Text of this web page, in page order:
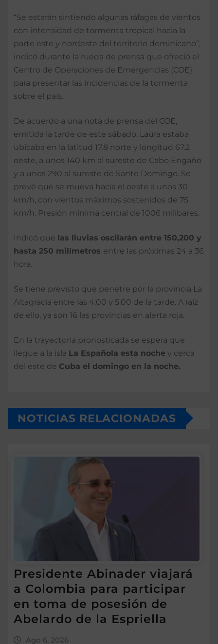
“Se estarán sintiendo algunas ráfagas de vientos
con intensidad de tormenta tropical hacia la
parte este y nordeste del territorio dominicano”,
indicó durante la rueda de prensa que ofreció el
Centro de Operaciones de Emergencias (COE)
para presentar las incidencias de la tormenta
sobre el país.
De acuerdo a una nota de prensa del COE,
emitida la tarde de este sábado, Laura estaba
ubicaba en la latitud 17.8 norte y longitud 67.2
oeste, a unos 140 km al sureste de Cabo Engaño
y a unos 290 al sureste de Santo Domingo. Se
prevé que se mueva hacia el oeste a unos 30
km/h, con vientos máximos sostenidos de 75
km/h. Presión mínima central de 1006 milibares.
Indicó que las lluvias oscilarán entre 150,200 y
hasta 250 milímetros entre las próximas 24 a 36
hora.
Se tiene previsto que penetre por la provincia La
Altagracia entre las 4:00 y 5:00 de la tarde. A raíz
de ello, ya son 16 las provincias en alerta roja.
En la trayectoria pronosticada se espera que
llegue a la isla La Española esta noche y cerca
del este de Cuba el domingo en la noche.
NOTICIAS RELACIONADAS
Presidente Abinader viajará
a Colombia para participar
en toma de posesión de
Abelardo de la Espriella
Ago 6, 2026